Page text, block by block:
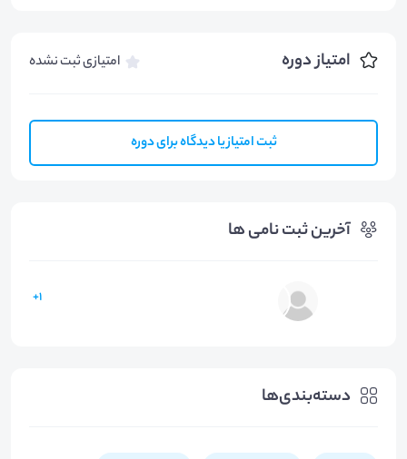
امتیاز دوره امتیازی ثبت نشده
ثبت امتیاز یا دیدگاه برای دوره
آخرین ثبت نامی ها
1+
دسته‌بندی‌ها